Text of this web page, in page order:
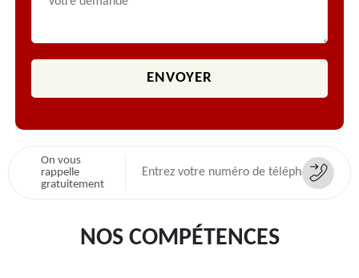
On vous
rappelle
gratuitement
NOS COMPÉTENCES